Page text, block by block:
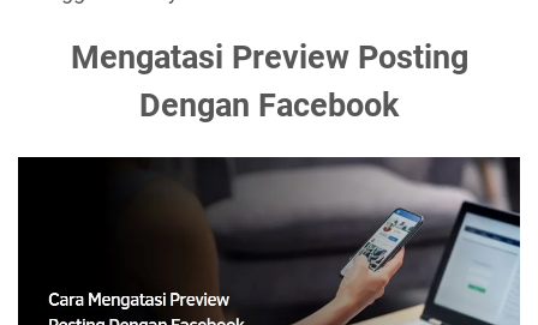
Mengatasi Preview Posting
Dengan Facebook